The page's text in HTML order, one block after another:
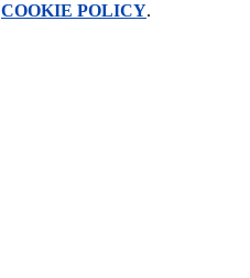
COOKIE POLICY.